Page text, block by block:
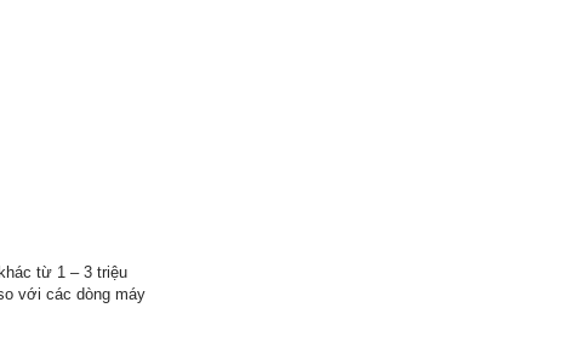
từ 1 – 3 triệu
với các dòng máy